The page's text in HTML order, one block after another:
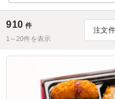
910 件
1～20件を表示